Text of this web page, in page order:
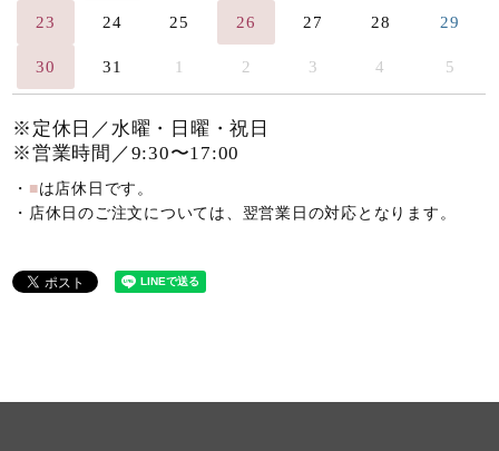
23 24 25 26 27 28 29
30 31 1 2 3 4 5
※定休日／水曜・日曜・祝日
※営業時間／9:30〜17:00
・ ■は店休日です。
・店休日のご注文については、翌営業日の対応となります。